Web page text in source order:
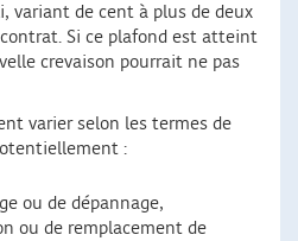
variant de cent à plus de deux
Si ce plafond est atteint
crevaison pourrait ne pas
varier selon les termes de
:
ou de dépannage,
ou de remplacement de